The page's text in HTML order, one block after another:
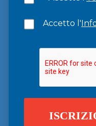
Accetto l'